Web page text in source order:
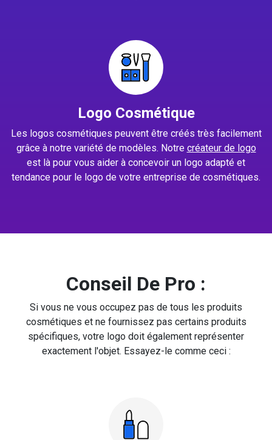
Logo Cosmétique
Les logos cosmétiques peuvent être créés très facilement
grâce à notre variété de modèles. Notre créateur de logo
est là pour vous aider à concevoir un logo adapté et
tendance pour le logo de votre entreprise de cosmétiques.
Conseil De Pro :
Si vous ne vous occupez pas de tous les produits
cosmétiques et ne fournissez pas certains produits
spécifiques, votre logo doit également représenter
exactement l'objet. Essayez-le comme ceci :